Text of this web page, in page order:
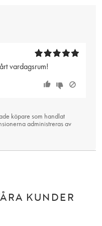
vardagsrum!
köpare som handlat
administreras av
KUNDER